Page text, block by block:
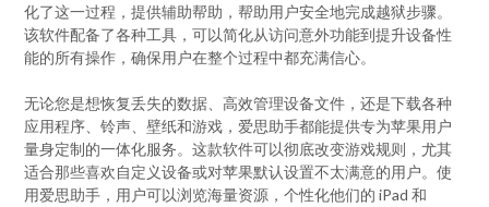
化了这一过程，提供辅助帮助，帮助用户安全地完成越狱步骤。
该软件配备了各种工具，可以简化从访问意外功能到提升设备性
能的所有操作，确保用户在整个过程中都充满信心。
无论您是想恢复丢失的数据、高效管理设备文件，还是下载各种
应用程序、铃声、壁纸和游戏，爱思助手都能提供专为苹果用户
量身定制的一体化服务。这款软件可以彻底改变游戏规则，尤其
适合那些喜欢自定义设备或对苹果默认设置不太满意的用户。使
用爱思助手，用户可以浏览海量资源，个性化他们的 iPad 和